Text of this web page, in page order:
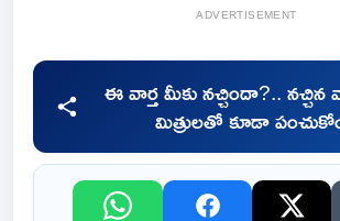
ADVERTISEMENT
ఈ వార్త మీకు నచ్చిందా?.. నచ్చిన
మిత్రులతో కూడా